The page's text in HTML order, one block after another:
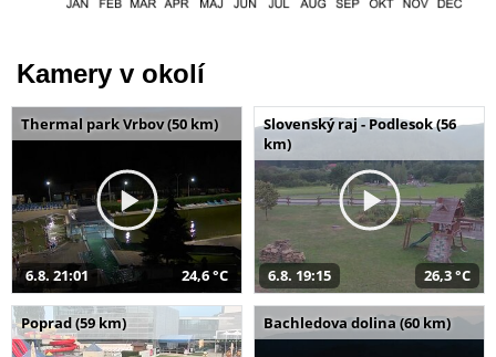
Kamery v okolí
Thermal park Vrbov (50 km)
6.8. 21:01 24,6 °C
Slovenský raj - Podlesok (56
km)
6.8. 19:15 26,3 °C
Poprad (59 km) Bachledova dolina (60 km)